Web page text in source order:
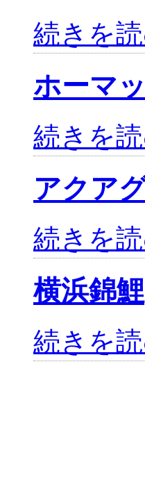
続きを
ホーマ
続きを
アクア
続きを
横浜錦鯉
続きを